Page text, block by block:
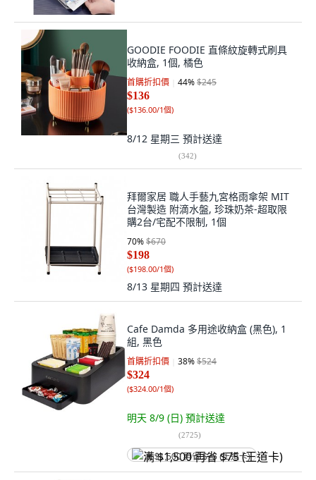
GOODIE FOODIE 直條紋旋轉式刷具
收納盒, 1個, 橘色
首購折扣價 44%$245
$136
($136.00/1個)
8/12 星期三 預計送達
(342)
拜爾家居 職人手藝九宮格雨傘架 MIT
台灣製造 附滴水盤, 珍珠奶茶-超取限
購2台/宅配不限制, 1個
70%$670
$198
($198.00/1個)
8/13 星期四 預計送達
Cafe Damda 多用途收納盒 (黑色), 1
組, 黑色
首購折扣價 38%$524
$324
($324.00/1個)
明天 8/9 (日) 預計送達
(2725)
满 $1,500 再省 $75 (王道卡)